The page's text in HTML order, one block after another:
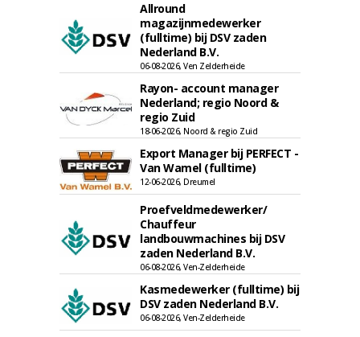
Allround
magazijnmedewerker
(fulltime) bij DSV zaden
Nederland B.V.
06-08-2026, Ven Zelderheide
Rayon- account manager
Nederland; regio Noord &
regio Zuid
18-06-2026, Noord & regio Zuid
Export Manager bij PERFECT -
Van Wamel (fulltime)
12-06-2026, Dreumel
Proefveldmedewerker/
Chauffeur
landbouwmachines bij DSV
zaden Nederland B.V.
06-08-2026, Ven-Zelderheide
Kasmedewerker (fulltime) bij
DSV zaden Nederland B.V.
06-08-2026, Ven-Zelderheide